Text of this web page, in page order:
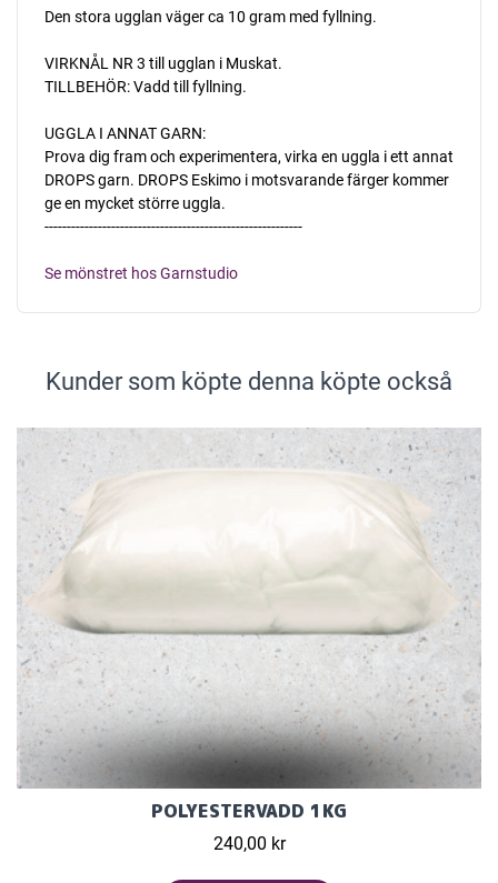
Den stora ugglan väger ca 10 gram med fyllning.
VIRKNÅL NR 3 till ugglan i Muskat.
TILLBEHÖR: Vadd till fyllning.
UGGLA I ANNAT GARN:
Prova dig fram och experimentera, virka en uggla i ett annat
DROPS garn. DROPS Eskimo i motsvarande färger kommer
ge en mycket större uggla.
----------------------------------------------------------
Se mönstret hos Garnstudio
Kunder som köpte denna köpte också
POLYESTERVADD 1KG
240,00 kr